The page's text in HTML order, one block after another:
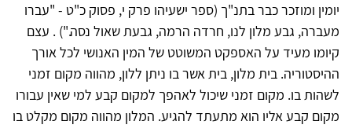
יומין ומוזכר כבר בתנ"ך (ספר ישעיהו פרק י, פסוק כ"ט - "עברו
מעברה, גבע מלון לנו, חרדה הרמה, גבעת שאול נסה.") . עצם
קיומו מעיד על האספקט המשוטט של המין האנושי לכל אורך
ההיסטוריה. בית מלון, בית אשר בו ניתן ללון, מהווה מקום זמני
לשהות בו. מקום זמני שיכול לאהפך למקום קבע למי שאין עבורו
מקום קבע אליו הוא מתעתד להגיע. המלון מהווה מקום מקלט בו